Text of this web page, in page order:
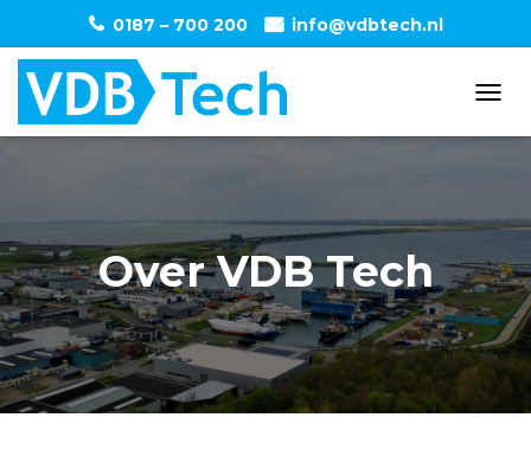
0187 – 700 200 info@vdbtech.nl
O
E
A
V
I
G
A
Over VDB Tech